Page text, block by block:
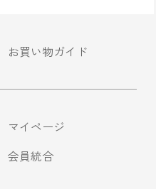
お買い物ガイド
マイページ
会員統合